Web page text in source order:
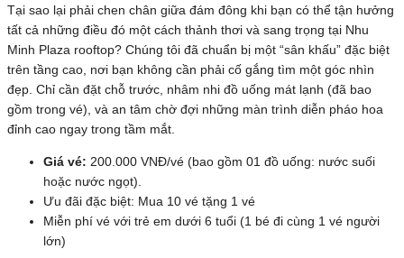
Tại sao lại phải chen chân giữa đám đông khi bạn có thể tận hưởng
tất cả những điều đó một cách thảnh thơi và sang trọng tại Nhu
Minh Plaza rooftop? Chúng tôi đã chuẩn bị một “sân khấu” đặc biệt
trên tầng cao, nơi bạn không cần phải cố gắng tìm một góc nhìn
đẹp. Chỉ cần đặt chỗ trước, nhâm nhi đồ uống mát lạnh (đã bao
gồm trong vé), và an tâm chờ đợi những màn trình diễn pháo hoa
đỉnh cao ngay trong tầm mắt.
Giá vé: 200.000 VNĐ/vé (bao gồm 01 đồ uống: nước suối
hoặc nước ngọt).
Ưu đãi đặc biệt: Mua 10 vé tặng 1 vé
Miễn phí vé với trẻ em dưới 6 tuổi (1 bé đi cùng 1 vé người
lớn)